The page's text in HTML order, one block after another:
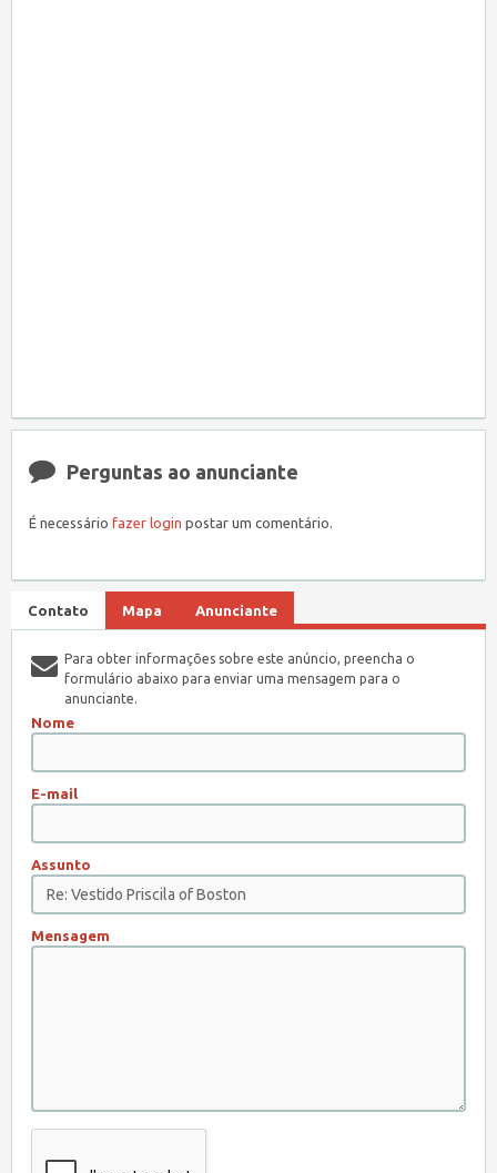
Perguntas ao anunciante
É necessário fazer login postar um comentário.
Contato Mapa Anunciante
Para obter informações sobre este anúncio, preencha o
formulário abaixo para enviar uma mensagem para o
anunciante.
Nome
E-mail
Assunto
Mensagem